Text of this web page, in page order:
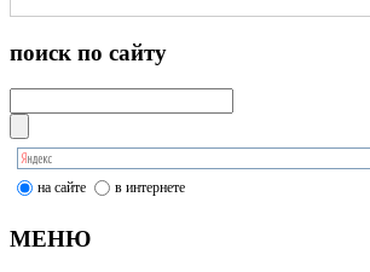
поиск по сайту
на сайте в интернете
МЕНЮ